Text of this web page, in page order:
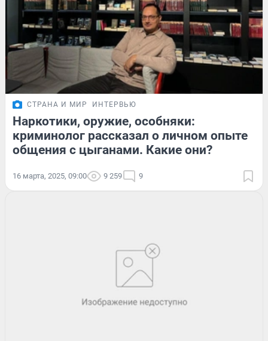
СТРАНА И МИР ИНТЕРВЬЮ
Наркотики, оружие, особняки:
криминолог рассказал о личном опыте
общения с цыганами. Какие они?
16 марта, 2025, 09:00 9 259 9